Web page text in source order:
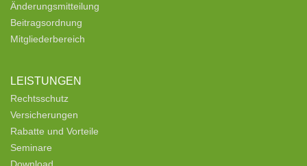
Änderungsmitteilung
Beitragsordnung
Mitgliederbereich
LEISTUNGEN
Rechtsschutz
Versicherungen
Rabatte und Vorteile
Seminare